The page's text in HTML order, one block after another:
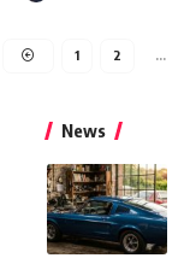
1 2 …
News